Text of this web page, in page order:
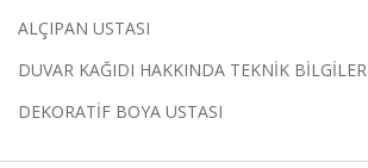
ALÇIPAN USTASI
DUVAR KAĞIDI HAKKINDA TEKNİK BİLGİLER
DEKORATİF BOYA USTASI